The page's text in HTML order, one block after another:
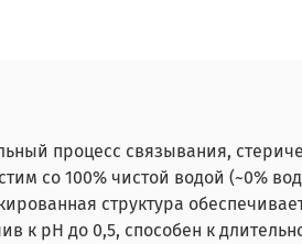
процесс связывания,
со 100% чистой водой (~0%
структура
к pH до 0,5, способен к